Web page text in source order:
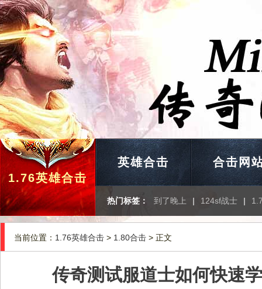
1.76英雄合击
英雄合击 合击网
热门标签： 到了晚上 | 124sf战士 |
当前位置： 1.76英雄合击 > 1.80合击 > 正文
传奇测试服道士如何快速